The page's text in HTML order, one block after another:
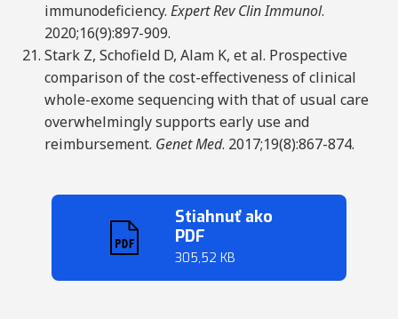
immunodeficiency. Expert Rev Clin Immunol.
2020;16(9):897-909.
Stark Z, Schofield D, Alam K, et al. Prospective
comparison of the cost-effectiveness of clinical
whole-exome sequencing with that of usual care
overwhelmingly supports early use and
reimbursement. Genet Med. 2017;19(8):867-874.
Stiahnuť ako
PDF
305,52 KB